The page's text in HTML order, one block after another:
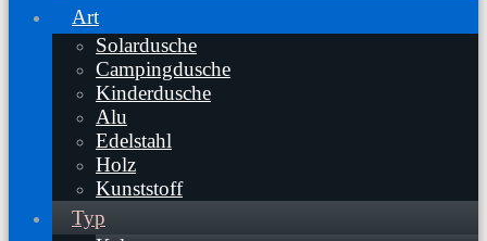
Art
Solardusche
Campingdusche
Kinderdusche
Alu
Edelstahl
Holz
Kunststoff
Typ